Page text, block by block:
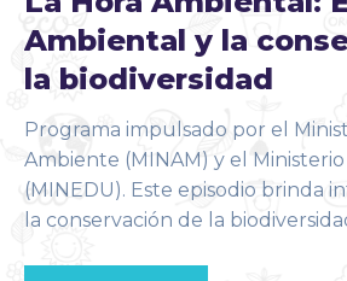
Ambiental y la
la biodiversidad
Programa impulsado por el
Ambiente (MINAM) y el
(MINEDU). Este episodio brinda
la conservación de la